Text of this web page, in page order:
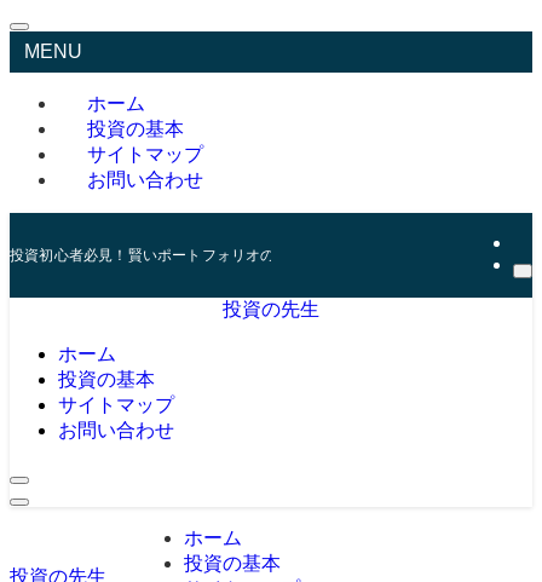
MENU
ホーム
投資の基本
サイトマップ
お問い合わせ
投資初心者必見！賢いポートフォリオの組み方とリスク管理の秘訣
投資の先生
ホーム
投資の基本
サイトマップ
お問い合わせ
投資の先生
ホーム
投資の基本